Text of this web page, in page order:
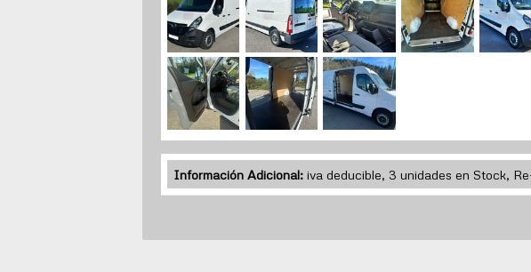
Información Adicional:iva deducible, 3 unidades en Stock,